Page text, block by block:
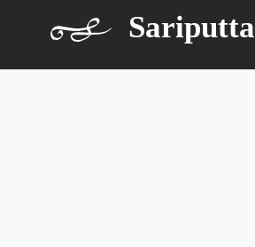
Sariputta